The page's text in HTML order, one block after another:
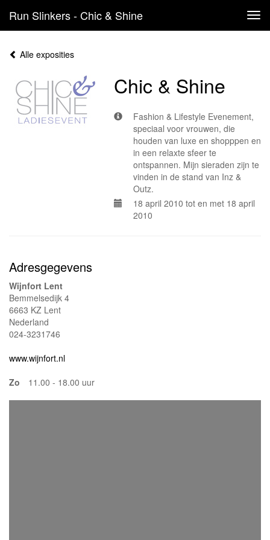
Run Slinkers - Chic & Shine
Alle exposities
Chic & Shine
Fashion & Lifestyle Evenement,
speciaal voor vrouwen, die
houden van luxe en shopppen en
in een relaxte sfeer te
ontspannen. Mijn sieraden zijn te
vinden in de stand van Inz &
Outz.
18 april 2010 tot en met 18 april
2010
Adresgegevens
Wijnfort Lent
Bemmelsedijk 4
6663 KZ Lent
Nederland
024-3231746
www.wijnfort.nl
Zo
11.00 - 18.00 uur